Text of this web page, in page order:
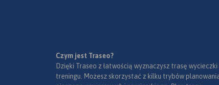
Czym jest Traseo?
Dzięki Traseo z łatwością wyznaczysz trasę wycieczki
treningu. Możesz skorzystać z kilku trybów